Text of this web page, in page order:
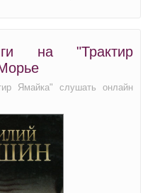
на "Трактир
Ямайка" слушать онлайн